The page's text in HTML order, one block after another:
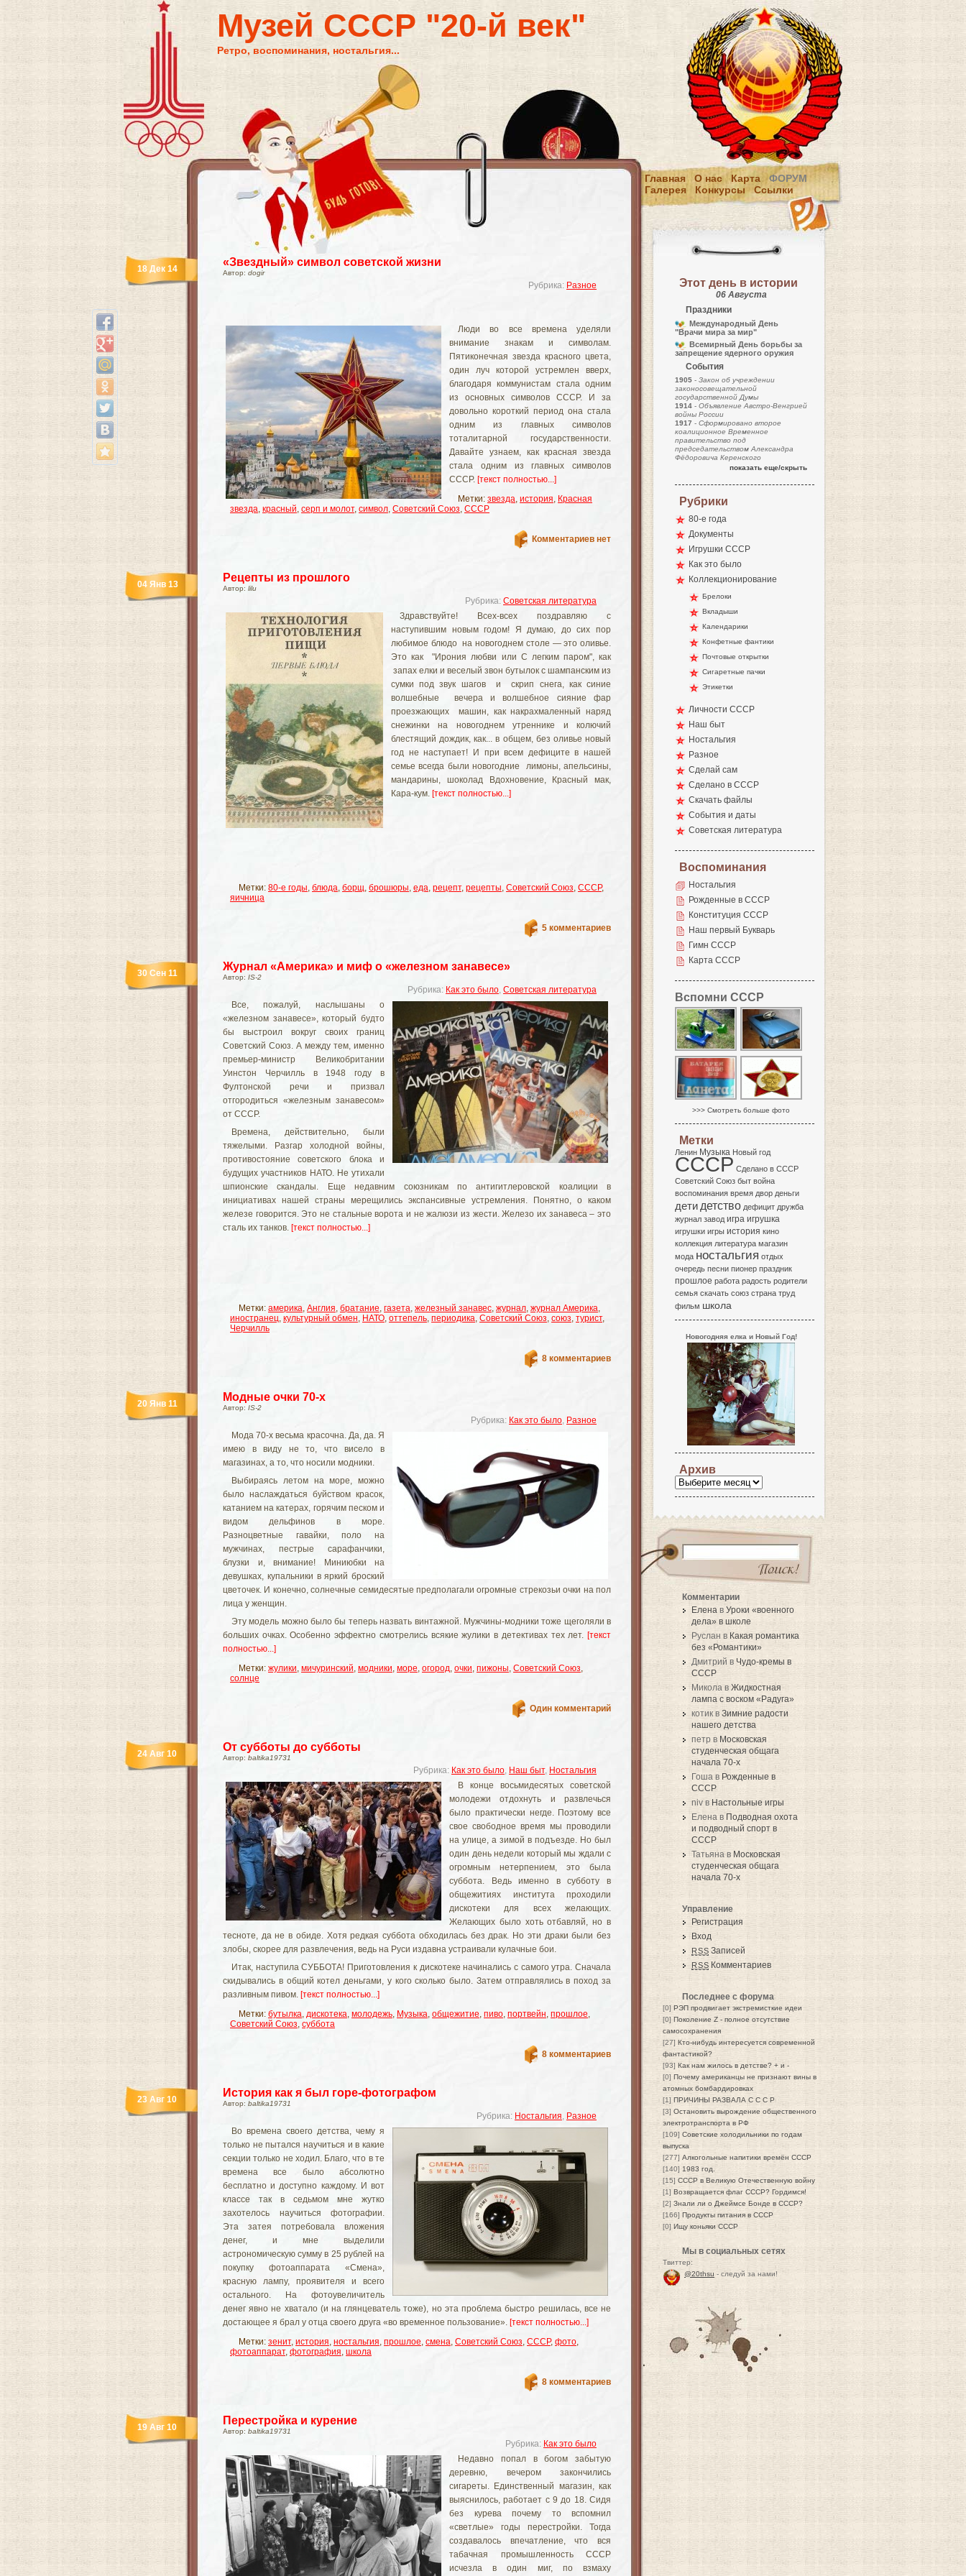
Музей СССР "20-й век"
Ретро, воспоминания, ностальгия...
Главная О нас Карта
ФОРУМ
Галерея
Конкурсы Ссылки
«Звездный» символ советской жизни
Автор: dogir
Рубрика: Разное
18 Дек 14
Люди во все времена уделяли
внимание знакам и символам.
Пятиконечная звезда красного цвета,
один луч которой устремлен вверх,
благодаря коммунистам стала одним
из основных символов СССР. И за
довольно короткий период она стала
одним из главных символов
тоталитарной государственности.
Давайте узнаем, как красная звезда
стала одним из главных символов
СССР. [текст полностью...]
Метки: звезда, история, Красная
звезда, красный, серп и молот, символ, Советский Союз, СССР
Комментариев нет
Рецепты из прошлого
Автор: lilu
Рубрика: Советская литература
04 Янв 13
Здравствуйте! Всех-всех поздравляю с
наступившим новым годом! Я думаю, до сих пор
любимое блюдо на новогоднем столе — это оливье.
Это как "Ирония любви или С легким паром", как
запах елки и веселый звон бутылок с шампанским из
сумки под звук шагов и скрип снега, как синие
волшебные вечера и волшебное сияние фар
проезжающих машин, как накрахмаленный наряд
снежинки на новогоднем утреннике и колючий
блестящий дождик, как... в общем, без оливье новый
год не наступает! И при всем дефиците в нашей
семье всегда были новогодние лимоны, апельсины,
мандарины, шоколад Вдохновение, Красный мак,
Кара-кум. [текст полностью...]
Метки: 80-е годы, блюда, борщ, брошюры, еда, рецепт, рецепты, Советский Союз, СССР,
яичница
5 комментариев
Журнал «Америка» и миф о «железном занавесе»
Автор: IS-2
Рубрика: Как это было, Советская литература
30 Сен 11
Все, пожалуй, наслышаны о
«железном занавесе», который будто
бы выстроил вокруг своих границ
Советский Союз. А между тем, именно
премьер-министр Великобритании
Уинстон Черчилль в 1948 году в
Фултонской речи и призвал
отгородиться «железным занавесом»
от СССР.
Времена, действительно, были
тяжелыми. Разгар холодной войны,
противостояние советского блока и
будущих участников НАТО. Не утихали
шпионские скандалы. Еще недавним союзникам по антигитлеровской коалиции в
инициативах нашей страны мерещились экспансивные устремления. Понятно, о каком
железе говорится. Это не стальные ворота и не жалюзи из жести. Железо их занавеса – это
сталь их танков. [текст полностью...]
Метки: америка, Англия, братание, газета, железный занавес, журнал, журнал Америка,
иностранец, культурный обмен, НАТО, оттепель, периодика, Советский Союз, союз, турист,
Черчилль
8 комментариев
Модные очки 70-х
Автор: IS-2
Рубрика: Как это было, Разное
20 Янв 11
Мода 70-х весьма красочна. Да, да. Я
имею в виду не то, что висело в
магазинах, а то, что носили модники.
Выбираясь летом на море, можно
было наслаждаться буйством красок,
катанием на катерах, горячим песком и
видом дельфинов в море.
Разноцветные гавайки, поло на
мужчинах, пестрые сарафанчики,
блузки и, внимание! Миниюбки на
девушках, купальники в яркий броский
цветочек. И конечно, солнечные семидесятые предполагали огромные стрекозьи очки на пол
лица у женщин.
Эту модель можно было бы теперь назвать винтажной. Мужчины-модники тоже щеголяли в
больших очках. Особенно эффектно смотрелись всякие жулики в детективах тех лет. [текст
полностью...]
Метки: жулики, мичуринский, модники, море, огород, очки, пижоны, Советский Союз,
солнце
Один комментарий
От субботы до субботы
Автор: baltika19731
Рубрика: Как это было, Наш быт, Ностальгия
24 Авг 10
В конце восьмидесятых советской
молодежи отдохнуть и развлечься
было практически негде. Поэтому все
свое свободное время мы проводили
на улице, а зимой в подъезде. Но был
один день недели который мы ждали с
огромным нетерпением, это была
суббота. Ведь именно в субботу в
общежитиях института проходили
дискотеки для всех желающих.
Желающих было хоть отбавляй, но в
тесноте, да не в обиде. Хотя редкая суббота обходилась без драк. Но эти драки были без
злобы, скорее для развлечения, ведь на Руси издавна устраивали кулачные бои.
Итак, наступила СУББОТА! Приготовления к дискотеке начинались с самого утра. Сначала
скидывались в общий котел деньгами, у кого сколько было. Затем отправлялись в поход за
разливным пивом. [текст полностью...]
Метки: бутылка, дискотека, молодежь, Музыка, общежитие, пиво, портвейн, прошлое,
Советский Союз, суббота
8 комментариев
История как я был горе-фотографом
Автор: baltika19731
Рубрика: Ностальгия, Разное
23 Авг 10
Во времена своего детства, чему я
только не пытался научиться и в какие
секции только не ходил. Благо, что в те
времена все было абсолютно
бесплатно и доступно каждому. И вот
классе так в седьмом мне жутко
захотелось научиться фотографии.
Эта затея потребовала вложения
денег, и мне выделили
астрономическую сумму в 25 рублей на
покупку фотоаппарата «Смена»,
красную лампу, проявителя и всего
остального. На фотоувеличитель
денег явно не хватало (и на глянцеватель тоже), но эта проблема быстро решилась, все не
достающее я брал у отца своего друга «во временное пользование». [текст полностью...]
Метки: зенит, история, ностальгия, прошлое, смена, Советский Союз, СССР, фото,
фотоаппарат, фотография, школа
8 комментариев
Перестройка и курение
Автор: baltika19731
Рубрика: Как это было
19 Авг 10
Недавно попал в богом забытую
деревню, вечером закончились
сигареты. Единственный магазин, как
выяснилось, работает с 9 до 18. Сидя
без курева почему то вспомнил
«светлые» годы перестройки. Тогда
создавалось впечатление, что вся
табачная промышленность СССР
исчезла в один миг, по взмаху
Этот день в истории
06 Августа
Праздники
Международный День
"Врачи мира за мир"
Всемирный День борьбы за
запрещение ядерного оружия
События
1905 - Закон об учреждении
законосовещательной
государственной Думы
1914 - Объявление Австро-Венгрией
войны России
1917 - Сформировано второе
коалиционное Временное
правительство под
председательством Александра
Фёдоровича Керенского
показать еще/скрыть
Рубрики
80-е года
Документы
Игрушки СССР
Как это было
Коллекционирование
Брелоки
Вкладыши
Календарики
Конфетные фантики
Почтовые открытки
Сигаретные пачки
Этикетки
Личности СССР
Наш быт
Ностальгия
Разное
Сделай сам
Сделано в СССР
Скачать файлы
События и даты
Советская литература
Воспоминания
Ностальгия
Рожденные в СССР
Конституция СССР
Наш первый Букварь
Гимн СССР
Карта СССР
Вспомни СССР
>>> Смотреть больше фото
Метки
Ленин Музыка Новый год
СССР Сделано в СССР
Советский Союз быт война
воспоминания время двор деньги
дети детство дефицит дружба
журнал завод игра игрушка
игрушки игры история кино
коллекция литература магазин
мода ностальгия отдых
очередь песни пионер праздник
прошлое работа радость родители
семья скачать союз страна труд
фильм школа
Новогодняя елка и Новый Год!
Архив
Комментарии
Елена в Уроки «военного
дела» в школе
Руслан в Какая романтика
без «Романтики»
Дмитрий в Чудо-кремы в
СССР
Микола в Жидкостная
лампа с воском «Радуга»
котик в Зимние радости
нашего детства
петр в Московская
студенческая общага
начала 70-х
Гоша в Рожденные в
СССР
niv в Настольные игры
Елена в Подводная охота
и подводный спорт в
СССР
Татьяна в Московская
студенческая общага
начала 70-х
Управление
Регистрация
Вход
RSS Записей
RSS Комментариев
Последнее с форума
[0] РЭП продвигает экстремисткие идеи
[0] Поколение Z - полное отсутствие
самосохранения
[27] Кто-нибудь интересуется современной
фантастикой?
[93] Как нам жилось в детстве? + и -
[0] Почему американцы не признают вины в
атомных бомбардировках
[1] ПРИЧИНЫ РАЗВАЛА С С С Р
[3] Остановить вырождение общественного
электротранспорта в РФ
[109] Советские холодильники по годам
выпуска
[277] Алкогольные напитики времён СССР
[140] 1983 год.
[15] СССР в Великую Отечественную войну
[1] Возвращается флаг СССР? Гордимся!
[2] Знали ли о Джеймсе Бонде в СССР?
[166] Продукты питания в СССР
[0] Ищу коньяки СССР
Мы в социальных сетях
Твиттер:
@20thsu - следуй за нами!